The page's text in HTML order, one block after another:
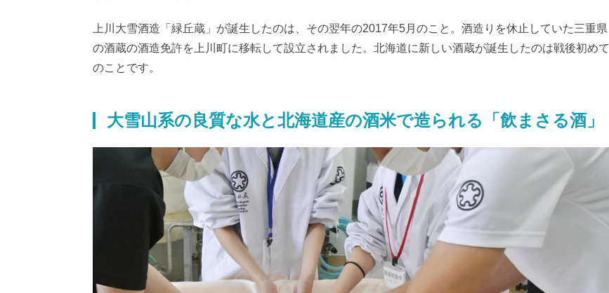
上川大雪酒造「緑丘蔵」が誕生したのは、その翌年の2017年5月のこと。酒造りを休止していた三重県
の酒蔵の酒造免許を上川町に移転して設立されました。北海道に新しい酒蔵が誕生したのは戦後初めて
のことです。
大雪山系の良質な水と北海道産の酒米で造られる「飲まさる酒」